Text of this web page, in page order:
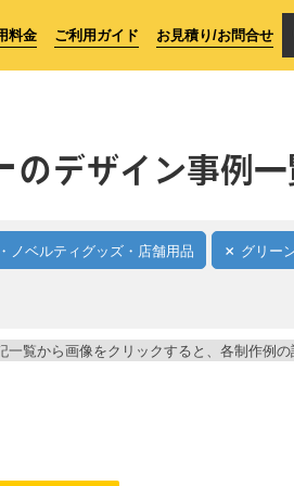
料金 ご利用ガイド お見積り/お問合せ
のデザイン事例一
ノベルティグッズ・店舗用品 グリー
一覧から画像をクリックすると、各制作例